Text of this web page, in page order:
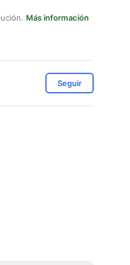
Más información
Seguir